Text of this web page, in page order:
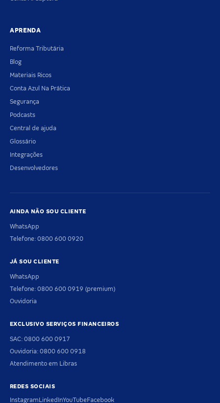
APRENDA
Reforma Tributária
Blog
Materiais Ricos
Conta Azul Na Prática
Segurança
Podcasts
Central de ajuda
Glossário
Integrações
Desenvolvedores
AINDA NÃO SOU CLIENTE
WhatsApp
Telefone: 0800 600 0920
JÁ SOU CLIENTE
WhatsApp
Telefone: 0800 600 0919 (premium)
Ouvidoria
EXCLUSIVO SERVIÇOS FINANCEIROS
SAC: 0800 600 0917
Ouvidoria: 0800 600 0918
Atendimento em Libras
REDES SOCIAIS
InstagramLinkedInYouTubeFacebook